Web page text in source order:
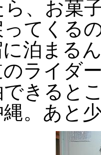
、お菓
てくる
泊まる
ライダ
できると
。あと